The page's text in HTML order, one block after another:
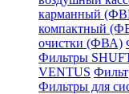
карманный
компактный
очистки (ФВА)
Фильтры
VENTUS
Фильтры для